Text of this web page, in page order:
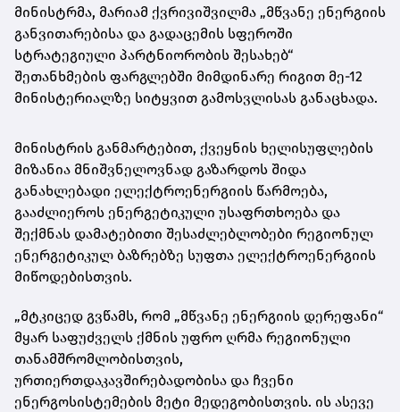
მინისტრმა, მარიამ ქვრივიშვილმა „მწვანე ენერგიის
განვითარებისა და გადაცემის სფეროში
სტრატეგიული პარტნიორობის შესახებ“
შეთანხმების ფარგლებში მიმდინარე რიგით მე-12
მინისტერიალზე სიტყვით გამოსვლისას განაცხადა.
მინისტრის განმარტებით, ქვეყნის ხელისუფლების
მიზანია მნიშვნელოვნად გაზარდოს შიდა
განახლებადი ელექტროენერგიის წარმოება,
გააძლიეროს ენერგეტიკული უსაფრთხოება და
შექმნას დამატებითი შესაძლებლობები რეგიონულ
ენერგეტიკულ ბაზრებზე სუფთა ელექტროენერგიის
მიწოდებისთვის.
„მტკიცედ გვწამს, რომ „მწვანე ენერგიის დერეფანი“
მყარ საფუძველს ქმნის უფრო ღრმა რეგიონული
თანამშრომლობისთვის,
ურთიერთდაკავშირებადობისა და ჩვენი
ენერგოსისტემების მეტი მედეგობისთვის. ის ასევე